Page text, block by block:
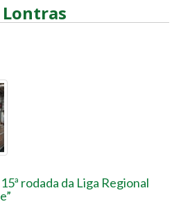
Lontras
rodada da Liga Regional